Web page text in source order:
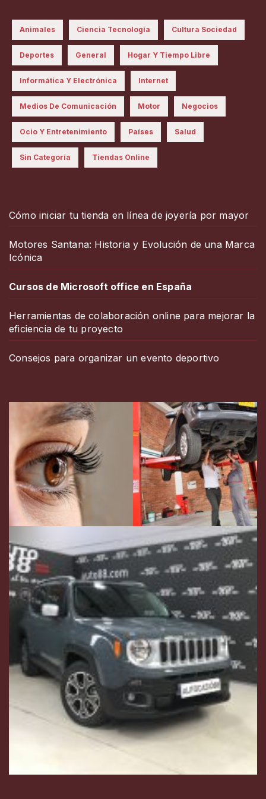
Animales Ciencia Tecnología Cultura Sociedad
Deportes General Hogar Y Tiempo Libre
Informática Y Electrónica Internet
Medios De Comunicación Motor Negocios
Ocio Y Entretenimiento Países Salud
Sin Categoría Tiendas Online
Cómo iniciar tu tienda en línea de joyería por mayor
Motores Santana: Historia y Evolución de una Marca
Icónica
Cursos de Microsoft office en España
Herramientas de colaboración online para mejorar la
eficiencia de tu proyecto
Consejos para organizar un evento deportivo